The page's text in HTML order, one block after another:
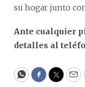
su hogar junto
Ante cualquier
detalles al
WhatsApp
Facebook